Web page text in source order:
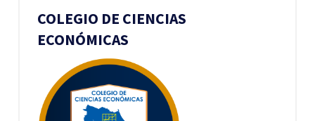
COLEGIO DE CIENCIAS
ECONÓMICAS